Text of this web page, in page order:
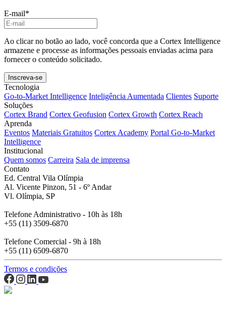
E-mail*
Ao clicar no botão ao lado, você concorda que a Cortex Intelligence
armazene e processe as informações pessoais enviadas acima para
fornecer o conteúdo solicitado.
Tecnologia
Go-to-Market Intelligence Inteligência Aumentada Clientes Suporte
Soluções
Cortex Brand Cortex Geofusion Cortex Growth Cortex Reach
Aprenda
Eventos Materiais Gratuitos Cortex Academy Portal Go-to-Market
Intelligence
Institucional
Quem somos Carreira Sala de imprensa
Contato
Ed. Central Vila Olímpia
Al. Vicente Pinzon, 51 - 6º Andar
Vl. Olímpia, SP
Telefone Administrativo - 10h às 18h
+55 (11) 3509-6870
Telefone Comercial - 9h à 18h
+55 (11) 6509-6870
Termos e condições